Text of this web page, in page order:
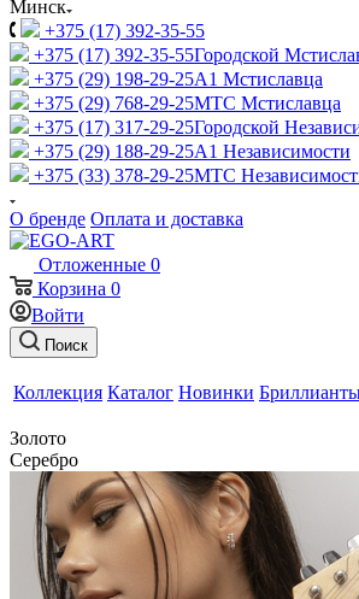
Минск
+375 (17) 392-35-55
+375 (17) 392-35-55Городской
+375 (29) 198-29-25A1 Мстиславца
+375 (29) 768-29-25МТС Мстиславца
+375 (17) 317-29-25Городской
+375 (29) 188-29-25A1 Независимости
+375 (33) 378-29-25МТС
О бренде Оплата и доставка
Отложенные 0
Корзина 0
Войти
Поиск
Коллекция Каталог Новинки
Золото
Серебро